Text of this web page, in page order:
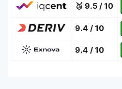
🥉 9.5 / 10
9.4 / 10
9.4 / 10